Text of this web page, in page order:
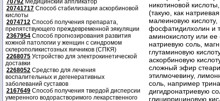
70792 Медицинский аппликатор
20741717 Способ стабилизации аскорбиновой
кислоты
2074712 Способ получения препарата,
препятствующего преждевременной эякуляции
2367954 Способ прогнозирования развития
кожной патологии у женщин с синдромом
склерополикистозных яичников (СПКЯ)
2268075 Устройство для электрокинетической
доставки
2268052 Средство для лечения
воспалительных и дегенеративных
заболеваний суставов
2167649 Способ получения твердой дисперсии
умеренного водорастворимого лекарственного
никотиновой
(такую, как
малеиновую кислоту,
фосфатидилхолин и
аминокислоту или ее
натриевую соль,
глутаминовую
аскорбиновую
сложный эфир
этилмочевину,
соль, например
дигидронатриевую
глициррициновую